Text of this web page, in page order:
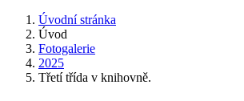
Úvodní stránka
Úvod
Fotogalerie
2025
Třetí třída v knihovně.